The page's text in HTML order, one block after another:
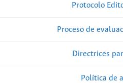
Protocolo
Proceso de
Directrices
Política de